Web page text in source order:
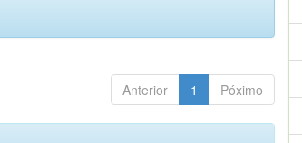
Anterior 1 Póximo